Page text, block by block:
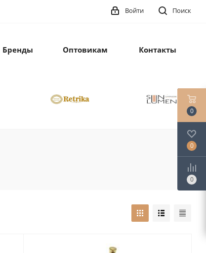
Поиск
Войти
Бренды Оптовикам Контакты
0
0
0